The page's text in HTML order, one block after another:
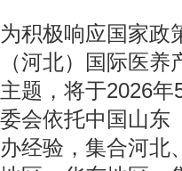
为积极响应国家政
（河北）国际医
主题，将于2026
委会依托中国山东
办经验，集合河北